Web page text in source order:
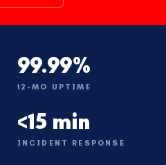
99.99%
12-MO UPTIME
<15 min
INCIDENT RESPONSE